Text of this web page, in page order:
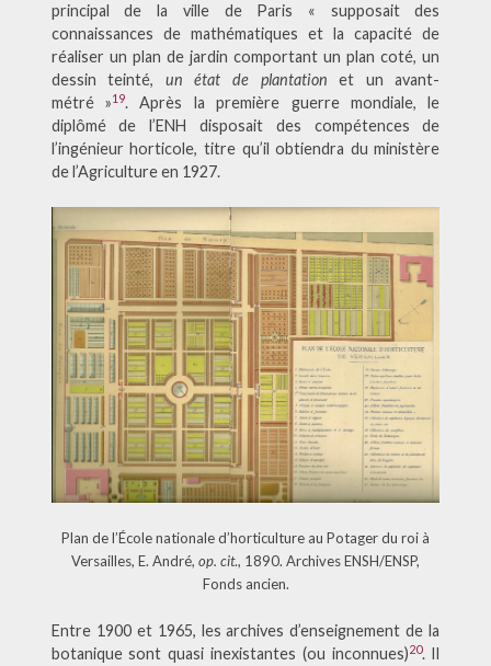
principal de la ville de Paris « supposait des
connaissances de mathématiques et la capacité de
réaliser un plan de jardin comportant un plan coté, un
dessin teinté, un état de plantation et un avant-
métré »19. Après la première guerre mondiale, le
diplômé de l’ENH disposait des compétences de
l’ingénieur horticole, titre qu’il obtiendra du ministère
de l’Agriculture en 1927.
Plan de l’École nationale d’horticulture au Potager du roi à
Versailles, E. André, op. cit., 1890. Archives ENSH/ENSP,
Fonds ancien.
Entre 1900 et 1965, les archives d’enseignement de la
botanique sont quasi inexistantes (ou inconnues)20. Il